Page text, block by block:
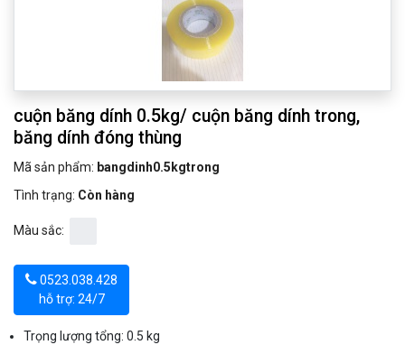
cuộn băng dính 0.5kg/ cuộn băng dính trong,
băng dính đóng thùng
Mã sản phẩm: bangdinh0.5kgtrong
Tình trạng: Còn hàng
Màu sắc:
0523.038.428
hỗ trợ: 24/7
Trọng lượng tổng: 0.5 kg